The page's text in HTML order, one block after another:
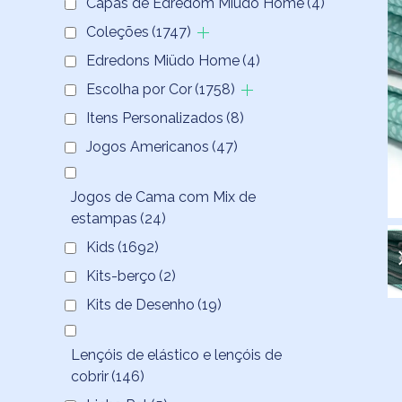
Coleções (1747)
Edredons Miüdo Home (4)
Escolha por Cor (1758)
Itens Personalizados (8)
Jogos Americanos (47)
Jogos de Cama com Mix de
estampas (24)
Kids (1692)
Kits-berço (2)
Kits de Desenho (19)
Lençóis de elástico e lençóis de
cobrir (146)